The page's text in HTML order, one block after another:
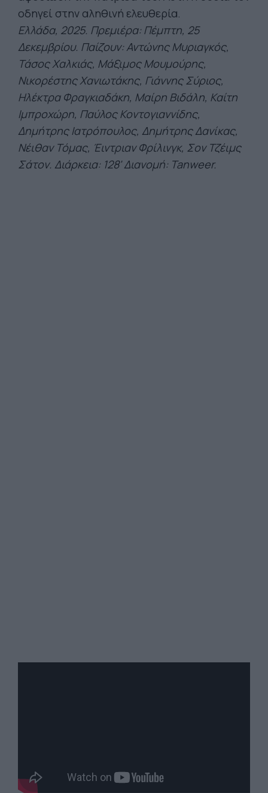
οδηγεί στην αληθινή ελευθερία.
Ελλάδα, 2025. Πρεμιέρα: Πέμπτη, 25
Δεκεμβρίου. Παίζουν: ΑντώνηςΜυριαγκός,
Τάσος Χαλκιάς, ΜάξιμοςΜουμούρης,
ΝικορέστηςΧανιωτάκης, Γιάννης Σύριος,
Ηλέκτρα Φραγκιαδάκη, Μαίρη Βιδάλη, Καίτη
Ιμπροχώρη, Παύλος Κοντογιαννίδης,
ΔημήτρηςΙατρόπουλος, ΔημήτρηςΔανίκας,
ΝέιθανΤόμας, Έιντριαν Φρίλινγκ, Σον Τζέιμς
Σάτον. Διάρκεια: 128' Διανομή: Tanweer.